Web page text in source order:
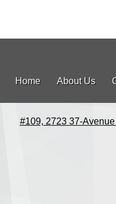
Home About Us
#109, 2723 37-